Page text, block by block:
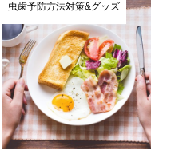
虫歯予防方法対策&グッズ